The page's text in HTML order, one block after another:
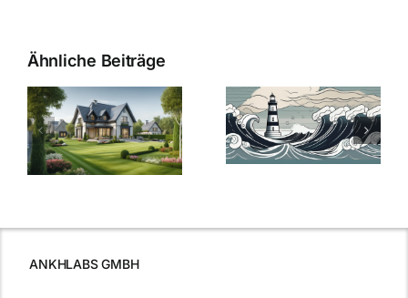
Ähnliche Beiträge
Bauzinsen im
Sturm: Die
aktuelle
Entwicklung
Die Evolution
der
Bauzinsen: Ein
Blick in die
ANKHLABS GMBH